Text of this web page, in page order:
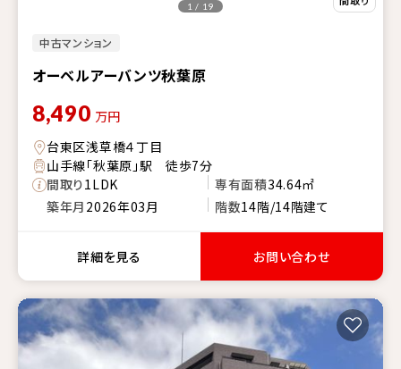
中古マンション
オーベルアーバンツ秋葉原
1 / 19
8,490 万円
台東区浅草橋４丁目
山手線「秋葉原」駅 徒歩7分
間取り1LDK 専有面積34.64㎡
築年月 2026年03月 階数14階/14階建て
詳細を見る お問い合わせ